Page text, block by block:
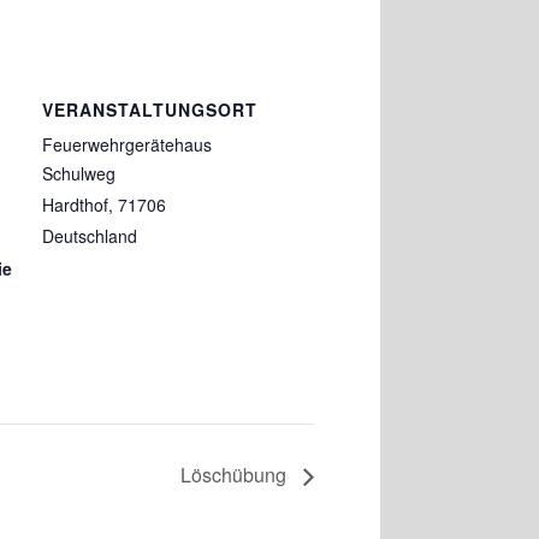
VERANSTALTUNGSORT
Feuerwehrgerätehaus
Schulweg
Hardthof, 71706
Deutschland
Löschübung